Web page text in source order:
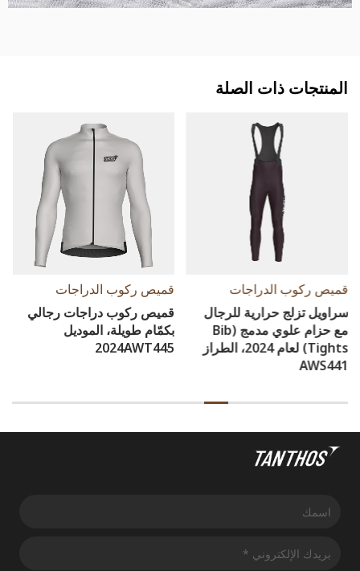
المنتجات ذات الصلة
قميص ركوب الدراجات
قميص ركوب دراجات رجالي
بكمّام طويلة، الموديل
2024AWT445
قميص ركوب الدراجات
بنطلونات ركوب الدراجات
للرجال مع حزام علوي
الموديل 2024SSXX395